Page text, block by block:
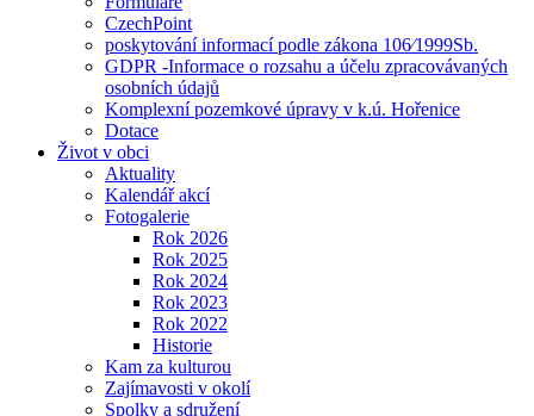
CzechPoint
poskytování informací podle zákona 106⁄1999Sb.
GDPR -Informace o rozsahu a účelu zpracovávaných
osobních údajů
Komplexní pozemkové úpravy v k.ú. Hořenice
Dotace
Život v obci
Aktuality
Kalendář akcí
Fotogalerie
Rok 2026
Rok 2025
Rok 2024
Rok 2023
Rok 2022
Historie
Kam za kulturou
Zajímavosti v okolí
Spolky a sdružení